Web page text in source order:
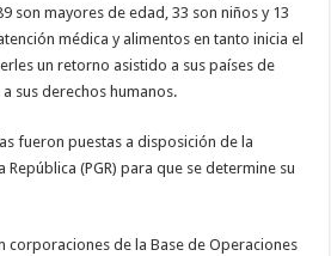
son mayores de edad, 33 son niños y 13
médica y alimentos en tanto inicia el
un retorno asistido a sus países de
sus derechos humanos.
fueron puestas a disposición de la
(PGR) para que se determine su
corporaciones de la Base de Operaciones